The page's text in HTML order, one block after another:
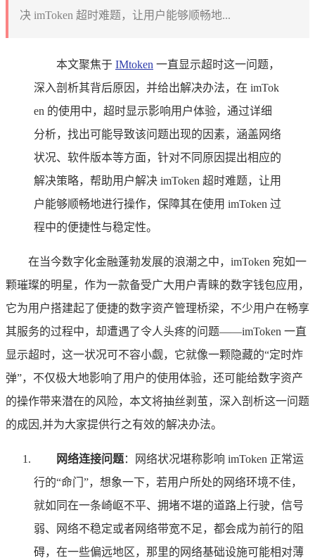
决 imToken 超时难题，让用户能够顺畅地...
本文聚焦于 IMtoken 一直显示超时这一问题，
深入剖析其背后原因，并给出解决办法，在 imTok
en 的使用中，超时显示影响用户体验，通过详细
分析，找出可能导致该问题出现的因素，涵盖网络
状况、软件版本等方面，针对不同原因提出相应的
解决策略，帮助用户解决 imToken 超时难题，让用
户能够顺畅地进行操作，保障其在使用 imToken 过
程中的便捷性与稳定性。
在当今数字化金融蓬勃发展的浪潮之中，imToken 宛如一
颗璀璨的明星，作为一款备受广大用户青睐的数字钱包应用，
它为用户搭建起了便捷的数字资产管理桥梁，不少用户在畅享
其服务的过程中，却遭遇了令人头疼的问题——imToken 一直
显示超时，这一状况可不容小觑，它就像一颗隐藏的“定时炸
弹”，不仅极大地影响了用户的使用体验，还可能给数字资产
的操作带来潜在的风险，本文将抽丝剥茧，深入剖析这一问题
的成因,并为大家提供行之有效的解决办法。
网络连接问题：网络状况堪称影响 imToken 正常运
行的“命门”，想象一下，若用户所处的网络环境不佳，
就如同在一条崎岖不平、拥堵不堪的道路上行驶，信号
弱、网络不稳定或者网络带宽不足，都会成为前行的阻
碍，在一些偏远地区，那里的网络基础设施可能相对薄